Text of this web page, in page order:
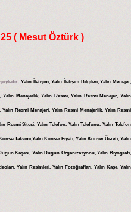
( Mesut Öztürk )
Yalın İletişim, Yalın İletişim Bilgileri, Yalın Menejer,
Menajerlik, Yalın Resmi, Yalın Resmi Menejer, Yalın
Resmi Menajeri, Yalın Resmi Menajerlik, Yalın Resmi
Resmi Sitesi, Yalın Telefon, Yalın Telefonu, Yalın Telefon
Konser Fiyatı, Yalın Konser Ücreti, Yalın
Kaşesi, Yalın Düğün Organizasyonu, Yalın Biyografi,
Yalın Resimleri, Yalın Fotoğrafları, Yalın Kaşe, Yalın